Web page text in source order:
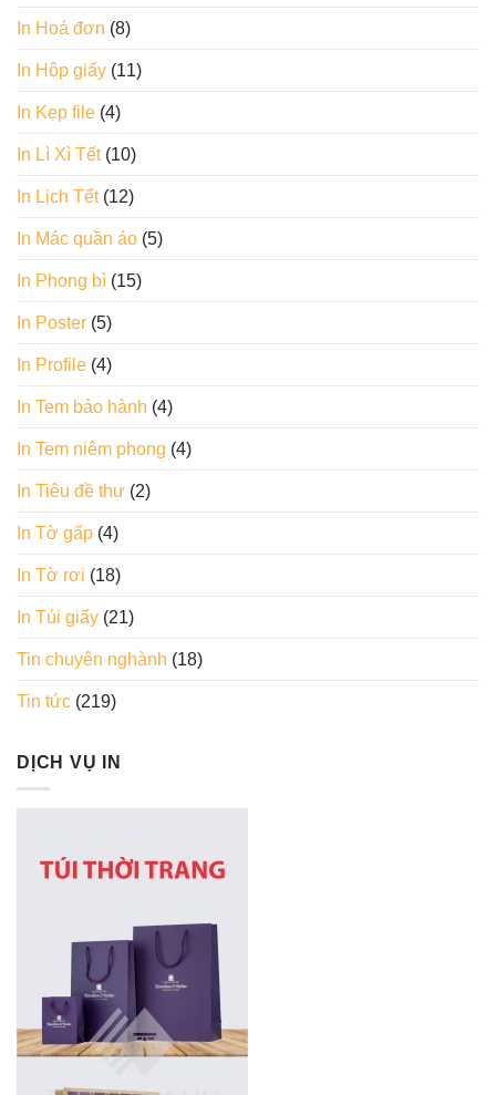
In Hoá đơn (8)
In Hộp giấy (11)
In Kẹp file (4)
In Lì Xì Tết(10)
In Lịch Tết(12)
In Mác quần áo (5)
In Phong bì (15)
In Poster (5)
In Profile (4)
In Tem bảo hành (4)
In Tem niêm phong (4)
In Tiêu đề thư (2)
In Tờ gấp (4)
In Tờ rơi (18)
In Túi giấy (21)
Tin chuyên nghành (18)
Tin tức (219)
DỊCH VỤ IN